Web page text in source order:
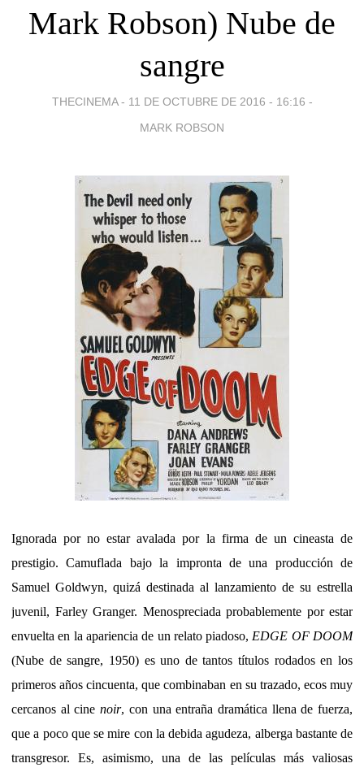
Mark Robson) Nube de
sangre
THECINEMA - 11 DE OCTUBRE DE 2016 - 16:16 -
MARK ROBSON
Ignorada por no estar avalada por la firma de un cineasta de
prestigio. Camuflada bajo la impronta de una producción de
Samuel Goldwyn, quizá destinada al lanzamiento de su estrella
juvenil, Farley Granger. Menospreciada probablemente por estar
envuelta en la apariencia de un relato piadoso, EDGE OF DOOM
(Nube de sangre, 1950) es uno de tantos títulos rodados en los
primeros años cincuenta, que combinaban en su trazado, ecos muy
cercanos al cinenoir, con una entraña dramática llena de fuerza,
que a poco que se mire con la debida agudeza, alberga bastante de
transgresor. Es, asimismo, una de las películas más valiosas